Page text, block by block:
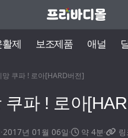
활제 보조제품 애널
망 쿠파 ! 로아[HARD버전]
쿠파 ! 로아
·2017년 01월 06일· 약 4분·